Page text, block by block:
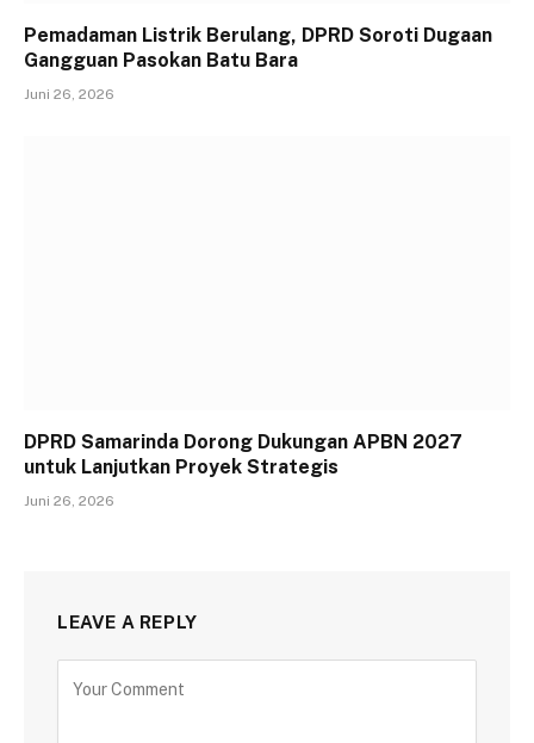
Pemadaman Listrik Berulang, DPRD Soroti Dugaan
Gangguan Pasokan Batu Bara
Juni 26, 2026
DPRD Samarinda Dorong Dukungan APBN 2027
untuk Lanjutkan Proyek Strategis
Juni 26, 2026
LEAVE A REPLY